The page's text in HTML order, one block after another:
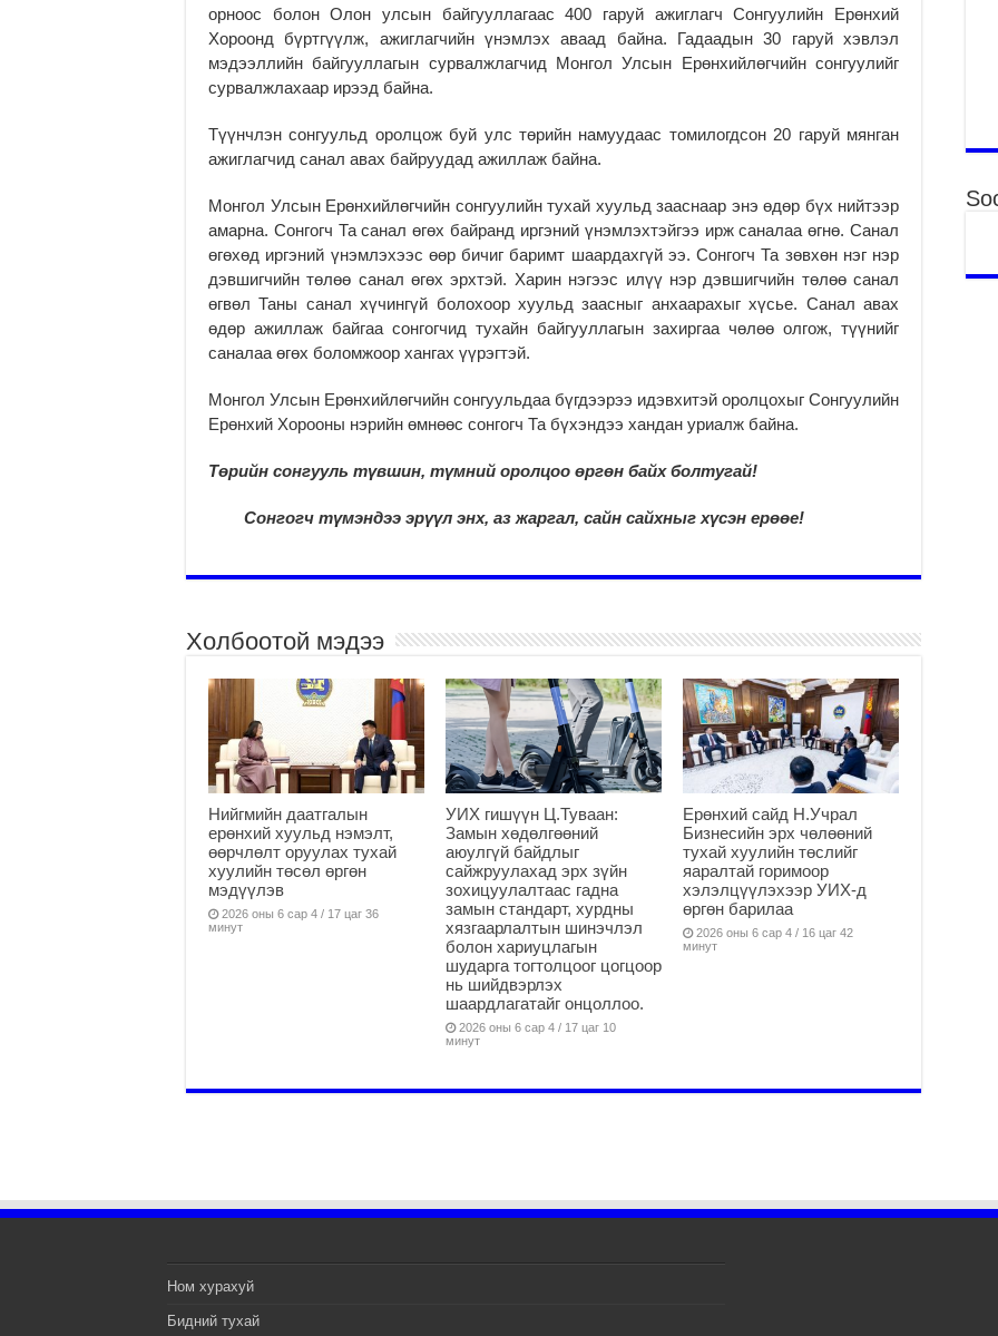
орноос болон Олон улсын байгууллагаас 400 гаруй ажиглагч Сонгуулийн Ерөнхий
Хороонд бүртгүүлж, ажиглагчийн үнэмлэх аваад байна. Гадаадын 30 гаруй хэвлэл
мэдээллийн байгууллагын сурвалжлагчид Монгол Улсын Ерөнхийлөгчийн сонгуулийг
сурвалжлахаар ирээд байна.
Түүнчлэн сонгуульд оролцож буй улс төрийн намуудаас томилогдсон 20 гаруй мянган
ажиглагчид санал авах байруудад ажиллаж байна.
Монгол Улсын Ерөнхийлөгчийн сонгуулийн тухай хуульд зааснаар энэ өдөр бүх нийтээр
амарна. Сонгогч Та санал өгөх байранд иргэний үнэмлэхтэйгээ ирж саналаа өгнө. Санал
өгөхөд иргэний үнэмлэхээс өөр бичиг баримт шаардахгүй ээ. Сонгогч Та зөвхөн нэг нэр
дэвшигчийн төлөө санал өгөх эрхтэй. Харин нэгээс илүү нэр дэвшигчийн төлөө санал
өгвөл Таны санал хүчингүй болохоор хуульд заасныг анхаарахыг хүсье. Санал авах
өдөр ажиллаж байгаа сонгогчид тухайн байгууллагын захиргаа чөлөө олгож, түүнийг
саналаа өгөх боломжоор хангах үүрэгтэй.
Монгол Улсын Ерөнхийлөгчийн сонгуульдаа бүгдээрээ идэвхитэй оролцохыг Сонгуулийн
Ерөнхий Хорооны нэрийн өмнөөс сонгогч Та бүхэндээ хандан уриалж байна.
Төрийн сонгууль түвшин, түмний оролцоо өргөн байх болтугай!
Сонгогч түмэндээ эрүүл энх, аз жаргал, сайн сайхныг хүсэн ерөөе!
Холбоотой мэдээ
Нийгмийн даатгалын
ерөнхий хуульд нэмэлт,
өөрчлөлт оруулах тухай
хуулийн төсөл өргөн
мэдүүлэв
2026 оны 6 сар 4 / 17 цаг 36
минут
УИХ гишүүн Ц.Туваан:
Замын хөдөлгөөний
аюулгүй байдлыг
сайжруулахад эрх зүйн
зохицуулалтаас гадна
замын стандарт, хурдны
хязгаарлалтын шинэчлэл
болон хариуцлагын
шударга тогтолцоог цогцоор
нь шийдвэрлэх
шаардлагатайг онцоллоо.
2026 оны 6 сар 4 / 17 цаг 10
минут
Ерөнхий сайд Н.Учрал
Бизнесийн эрх чөлөөний
тухай хуулийн төслийг
яаралтай горимоор
хэлэлцүүлэхээр УИХ-д
өргөн барилаа
2026 оны 6 сар 4 / 16 цаг 42
минут
Ном хурахуй
Бидний тухай